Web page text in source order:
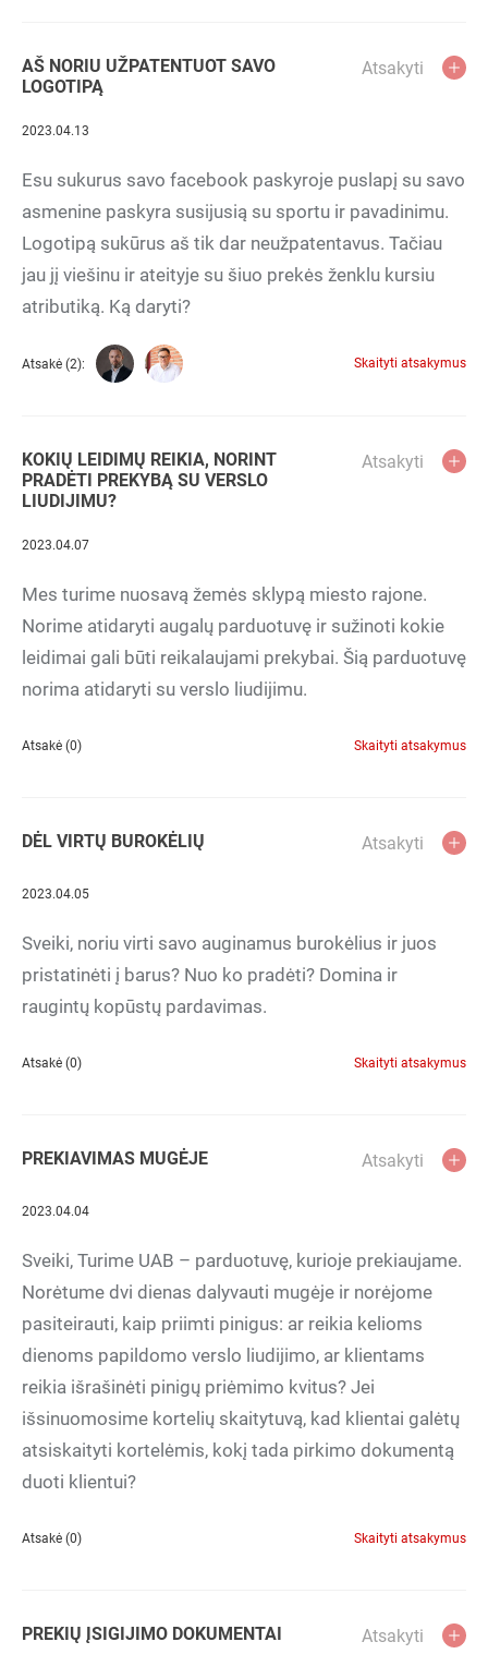
AŠ NORIU UŽPATENTUOT SAVO
LOGOTIPĄ
Atsakyti
2023.04.13
Esu sukurus savo facebook paskyroje puslapį su savo
asmenine paskyra susijusią su sportu ir pavadinimu.
Logotipą sukūrus aš tik dar neužpatentavus. Tačiau
jau jį viešinu ir ateityje su šiuo prekės ženklu kursiu
atributiką. Ką daryti?
Atsakė (2): Skaityti atsakymus
KOKIŲ LEIDIMŲ REIKIA, NORINT
PRADĖTI PREKYBĄ SU VERSLO
LIUDIJIMU?
Atsakyti
2023.04.07
Mes turime nuosavą žemės sklypą miesto rajone.
Norime atidaryti augalų parduotuvę ir sužinoti kokie
leidimai gali būti reikalaujami prekybai. Šią parduotuvę
norima atidaryti su verslo liudijimu.
Atsakė (0) Skaityti atsakymus
DĖL VIRTŲ BUROKĖLIŲ Atsakyti
2023.04.05
Sveiki, noriu virti savo auginamus burokėlius ir juos
pristatinėti į barus? Nuo ko pradėti? Domina ir
raugintų kopūstų pardavimas.
Atsakė (0) Skaityti atsakymus
PREKIAVIMAS MUGĖJE Atsakyti
2023.04.04
Sveiki, Turime UAB – parduotuvę, kurioje prekiaujame.
Norėtume dvi dienas dalyvauti mugėje ir norėjome
pasiteirauti, kaip priimti pinigus: ar reikia kelioms
dienoms papildomo verslo liudijimo, ar klientams
reikia išrašinėti pinigų priėmimo kvitus? Jei
išsinuomosime kortelių skaitytuvą, kad klientai galėtų
atsiskaityti kortelėmis, kokį tada pirkimo dokumentą
duoti klientui?
Atsakė (0) Skaityti atsakymus
PREKIŲ ĮSIGIJIMO DOKUMENTAI Atsakyti